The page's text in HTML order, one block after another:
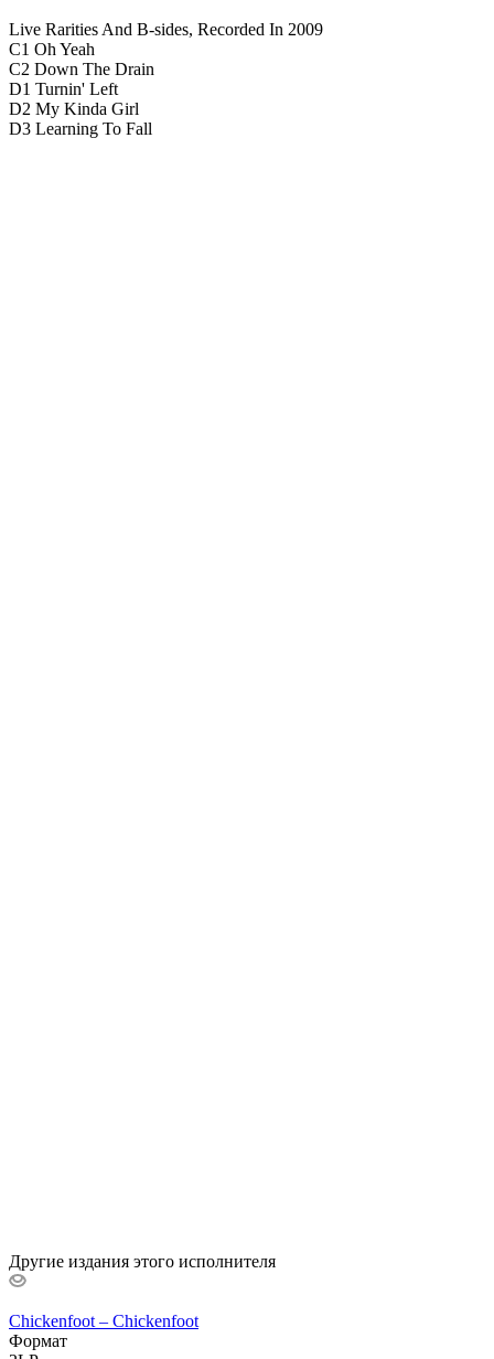
Live Rarities And B-sides, Recorded In 2009
C1 Oh Yeah
C2 Down The Drain
D1 Turnin' Left
D2 My Kinda Girl
D3 Learning To Fall
Другие издания этого исполнителя
Chickenfoot – Chickenfoot
Формат